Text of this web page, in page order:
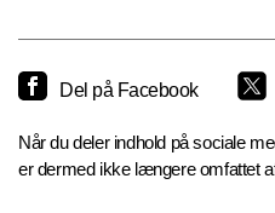
Del på Facebook
Når du deler indhold på sociale
er dermed ikke længere omfattet